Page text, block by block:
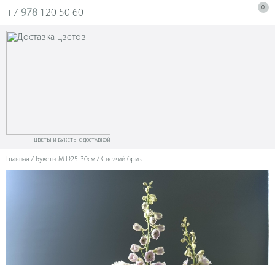
+7 978 120 50 60 0
ЦВЕТЫ И БУКЕТЫ С ДОСТАВКОЙ
Главная / Букеты M D25-30см / Свежий бриз